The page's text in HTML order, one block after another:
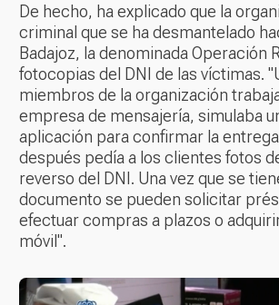
De hecho, ha explicado que la
criminal que se ha desmantelado
Badajoz, la denominada Operación
fotocopias del DNI de las víctimas.
miembros de la organización
empresa de mensajería, simulaba
aplicación para confirmar la
después pedía a los clientes fotos
reverso del DNI. Una vez que se
documento se pueden solicitar
efectuar compras a plazos o
móvil".